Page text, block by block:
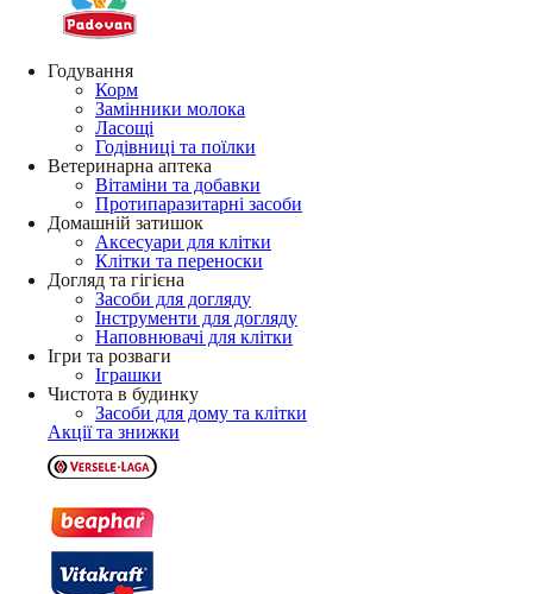
Годування
Корм
Замінники молока
Ласощі
Годівниці та поїлки
Ветеринарна аптека
Вітаміни та добавки
Протипаразитарні засоби
Домашній затишок
Аксесуари для клітки
Клітки та переноски
Догляд та гігієна
Засоби для догляду
Інструменти для догляду
Наповнювачі для клітки
Ігри та розваги
Іграшки
Чистота в будинку
Засоби для дому та клітки
Акції та знижки